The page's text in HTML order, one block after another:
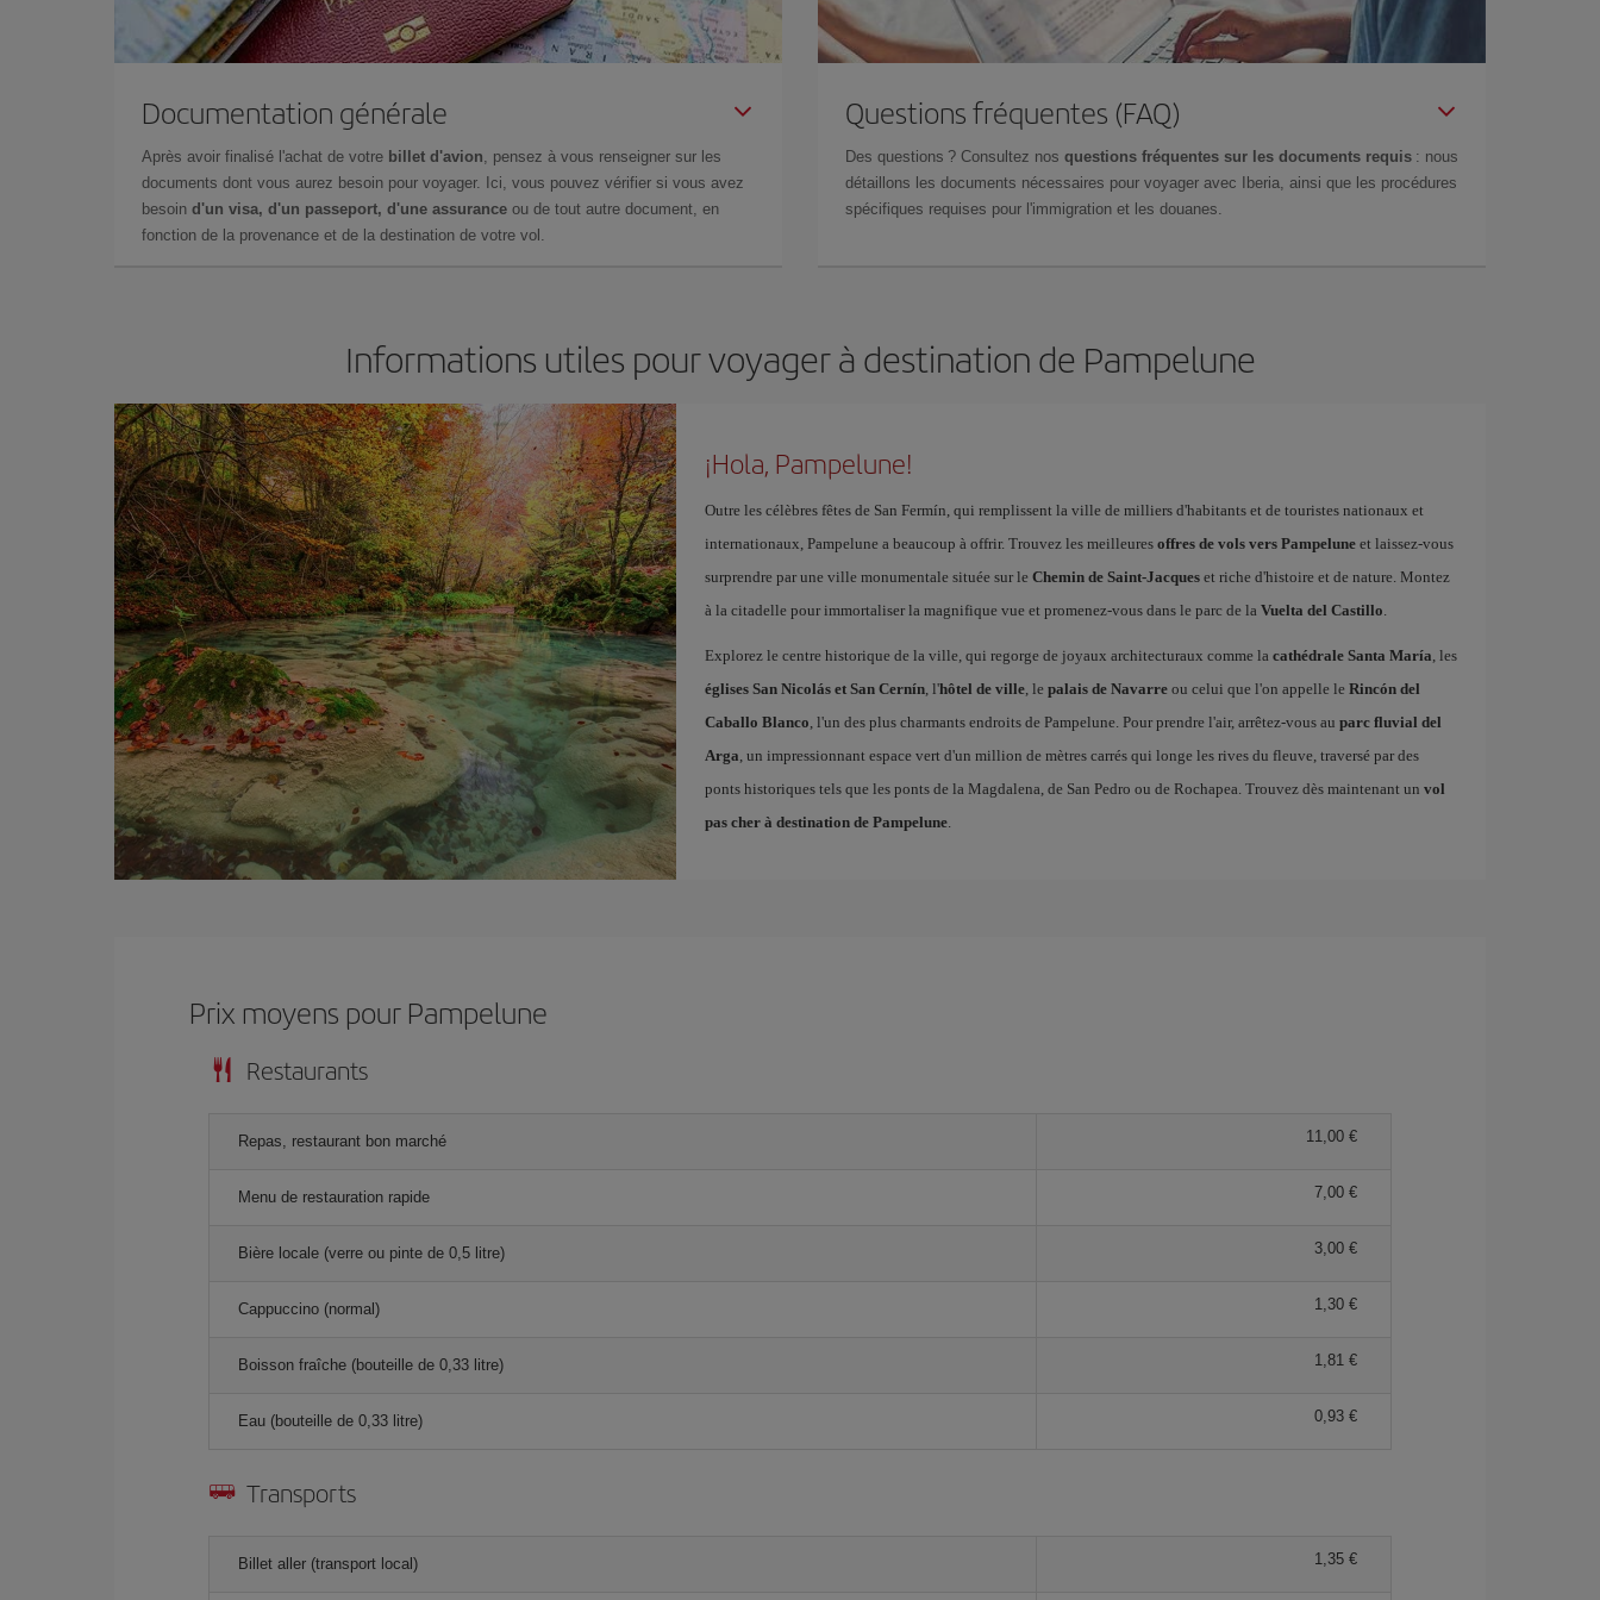
Documentation générale
Après avoir finalisé l'achat de votre billet d'avion, pensez à vous renseigner sur les
documents dont vous aurez besoin pour voyager. Ici, vous pouvez vérifier si vous avez
besoin d'un visa, d'un passeport, d'une assurance ou de tout autre document, en
fonction de la provenance et de la destination de votre vol.
Questions fréquentes (FAQ)
Des questions ? Consultez nos questions fréquentes sur les documents requis : nous
détaillons les documents nécessaires pour voyager avec Iberia, ainsi que les procédures
spécifiques requises pour l'immigration et les douanes.
Informations utiles pour voyager à destination de Pampelune
¡Hola, Pampelune!
Outre les célèbres fêtes de San Fermín, qui remplissent la ville de milliers d'habitants et de touristes nationaux et
internationaux, Pampelune a beaucoup à offrir. Trouvez les meilleures offres de vols vers Pampeluneet laissez-vous
surprendre par une ville monumentale située sur le Chemin de Saint-Jacqueset riche d'histoire et de nature. Montez
à la citadelle pour immortaliser la magnifique vue et promenez-vous dans le parc de la Vuelta del Castillo.
Explorez le centre historique de la ville, qui regorge de joyaux architecturaux comme la cathédrale Santa María, les
églises San Nicolás et San Cernín, l'hôtel de ville, le palais de Navarreou celui que l'on appelle le Rincón del
Caballo Blanco, l'un des plus charmants endroits de Pampelune. Pour prendre l'air, arrêtez-vous au parc fluvial del
Arga, un impressionnant espace vert d'un million de mètres carrés qui longe les rives du fleuve, traversé par des
ponts historiques tels que les ponts de la Magdalena, de San Pedro ou de Rochapea. Trouvez dès maintenant un vol
pas cher à destination de Pampelune.
Prix ​​moyens pour Pampelune
Restaurants
Repas, restaurant bon marché 11,00 €
Menu de restauration rapide 7,00 €
Bière locale (verre ou pinte de 0,5 litre) 3,00 €
Cappuccino (normal) 1,30 €
Boisson fraîche (bouteille de 0,33 litre) 1,81 €
Eau (bouteille de 0,33 litre) 0,93 €
Transports
Billet aller (transport local) 1,35 €